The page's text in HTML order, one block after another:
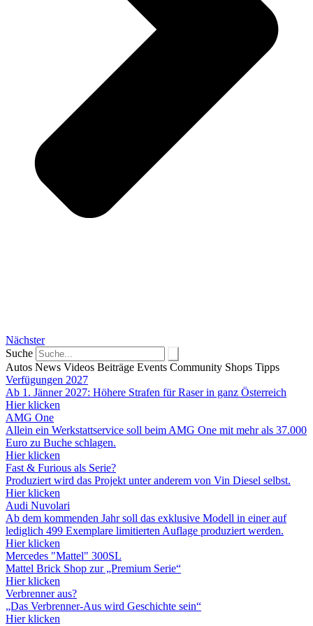
Nächster
Suche
Autos News Videos Beiträge Events Community Shops Tipps
Verfügungen 2027
Ab 1. Jänner 2027: Höhere Strafen für Raser in ganz Österreich
Hier klicken
AMG One
Allein ein Werkstattservice soll beim AMG One mit mehr als 37.000
Euro zu Buche schlagen.
Hier klicken
Fast & Furious als Serie?
Produziert wird das Projekt unter anderem von Vin Diesel selbst.
Hier klicken
Audi Nuvolari
Ab dem kommenden Jahr soll das exklusive Modell in einer auf
lediglich 499 Exemplare limitierten Auflage produziert werden.
Hier klicken
Mercedes "Mattel" 300SL
Mattel Brick Shop zur „Premium Serie“
Hier klicken
Verbrenner aus?
„Das Verbrenner-Aus wird Geschichte sein“
Hier klicken